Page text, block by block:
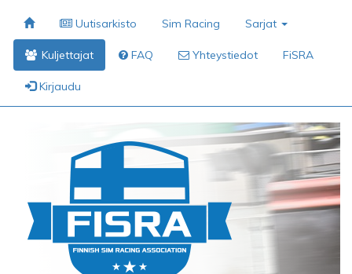
Uutisarkisto Sim Racing Sarjat
Kuljettajat FAQ Yhteystiedot FiSRA
Kirjaudu